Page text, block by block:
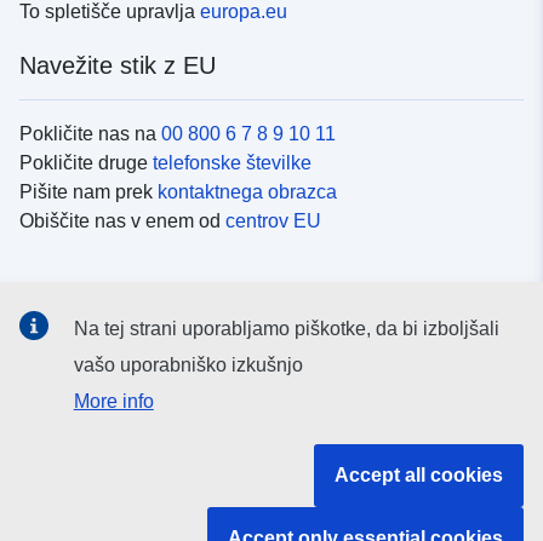
To spletišče upravlja europa.eu
Navežite stik z EU
Pokličite nas na 00 800 6 7 8 9 10 11
Pokličite druge telefonske številke
Pišite nam prek kontaktnega obrazca
Obiščite nas v enem od centrov EU
Iskanje podružbenih medijih EU
Na tej strani uporabljamo piškotke, da bi izboljšali
vašo uporabniško izkušnjo
More info
Accept all cookies